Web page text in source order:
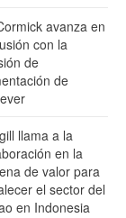
avanza en
con la
de
de
llama a la
en la
de valor para
el sector del
en Indonesia